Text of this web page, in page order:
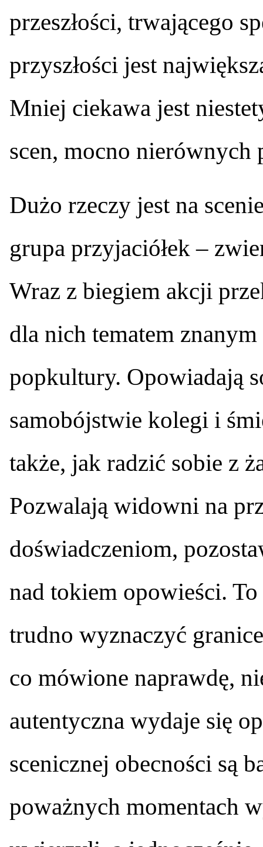
przeszłości, trwającego
przyszłości jest
Mniej ciekawa jest
scen, mocno
Dużo rzeczy jest na
grupa przyjaciółek –
Wraz z biegiem akcji
dla nich tematem
popkultury. Opowiadają
samobójstwie kolegi i
także, jak radzić sobie z
Pozwalają widowni na
doświadczeniom,
nad tokiem opowieści.
trudno wyznaczyć
co mówione naprawdę,
autentyczna wydaje się
scenicznej obecności są
poważnych momentach